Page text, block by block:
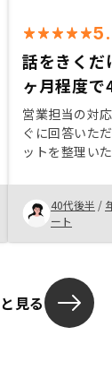
話をきく
ヶ月程度
営業担当の対
ぐに回答いた
ットを整理い
いませんでし
メリットが感
リノシー以外
きる。
40代後半 /
ート
見る